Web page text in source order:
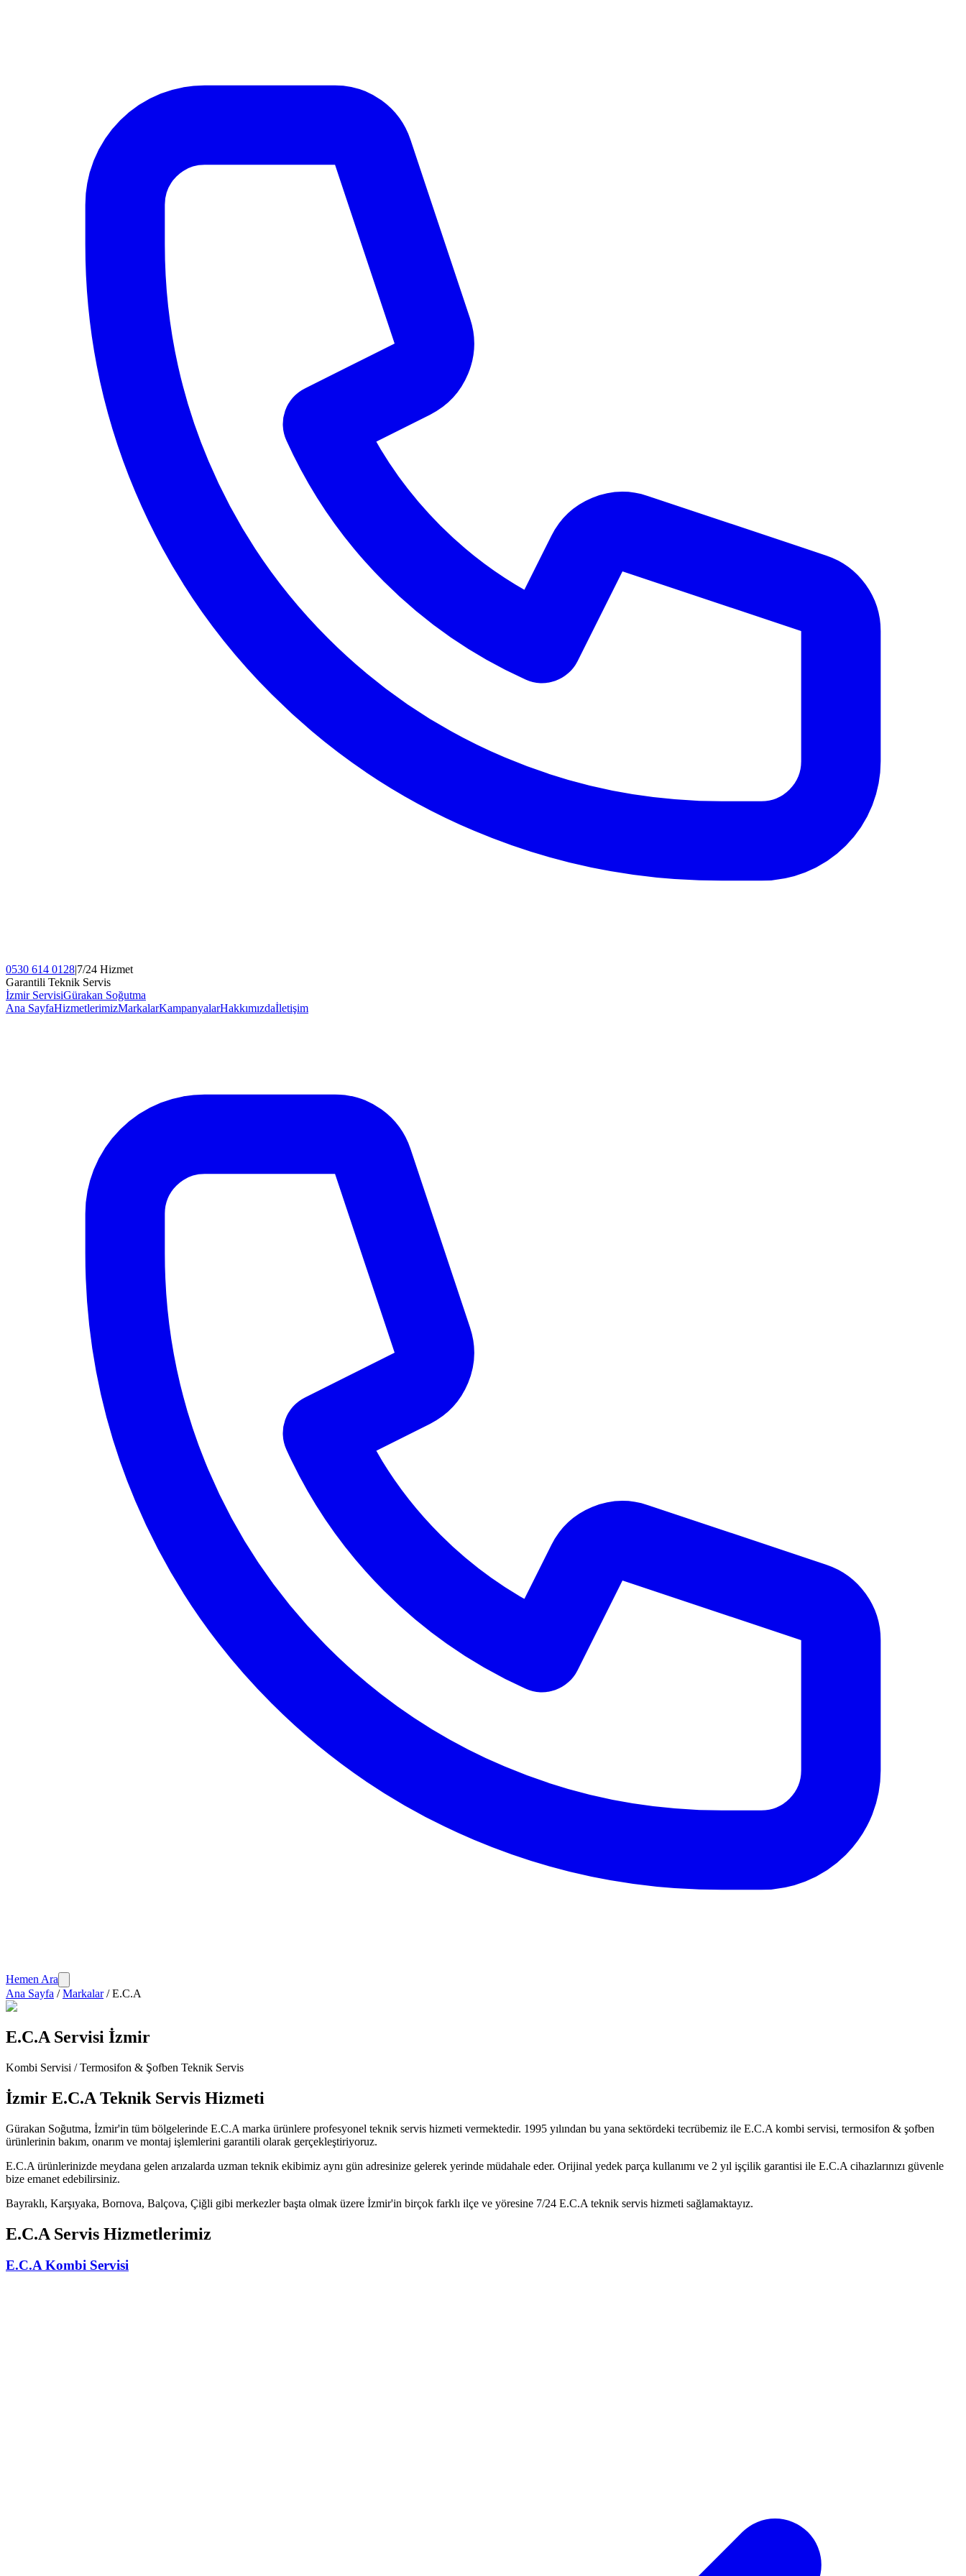
0530 614 0128|7/24 Hizmet
Garantili Teknik Servis
İzmir ServisiGürakan Soğutma
Ana SayfaHizmetlerimizMarkalarKampanyalarHakkımızdaİletişim
Hemen Ara
Ana Sayfa /Markalar/E.C.A
E.C.A Servisi İzmir
Kombi Servisi / Termosifon & Şofben Teknik Servis
İzmir E.C.A Teknik Servis Hizmeti
Gürakan Soğutma, İzmir'in tüm bölgelerinde E.C.A marka ürünlere profesyonel teknik servis hizmeti vermektedir. 1995 yılından bu yana sektördeki tecrübemiz ile E.C.A kombi servisi, termosifon & şofben
ürünlerinin bakım, onarım ve montaj işlemlerini garantili olarak gerçekleştiriyoruz.
E.C.A ürünlerinizde meydana gelen arızalarda uzman teknik ekibimiz aynı gün adresinize gelerek yerinde müdahale eder. Orijinal yedek parça kullanımı ve 2 yıl işçilik garantisi ile E.C.A cihazlarınızı güvenle
bize emanet edebilirsiniz.
Bayraklı, Karşıyaka, Bornova, Balçova, Çiğli gibi merkezler başta olmak üzere İzmir'in birçok farklı ilçe ve yöresine 7/24 E.C.A teknik servis hizmeti sağlamaktayız.
E.C.A Servis Hizmetlerimiz
E.C.A Kombi Servisi